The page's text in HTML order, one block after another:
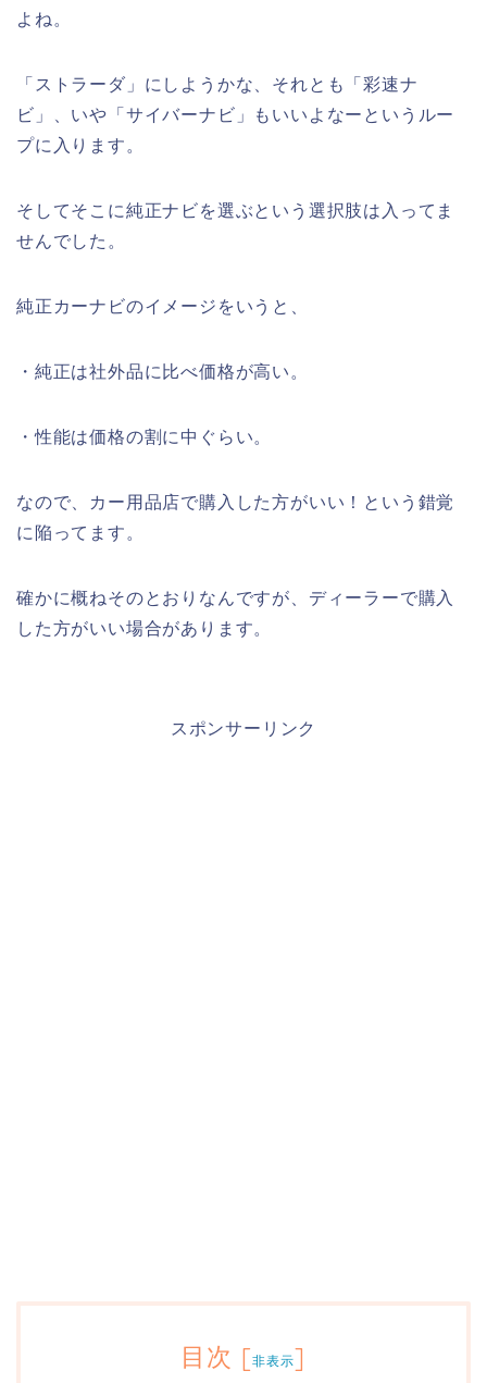
よね。
「ストラーダ」にしようかな、それとも「彩速ナ
ビ」、いや「サイバーナビ」もいいよなーというルー
プに入ります。
そしてそこに純正ナビを選ぶという選択肢は入ってま
せんでした。
純正カーナビのイメージをいうと、
・純正は社外品に比べ価格が高い。
・性能は価格の割に中ぐらい。
なので、カー用品店で購入した方がいい！という錯覚
に陥ってます。
確かに概ねそのとおりなんですが、ディーラーで購入
した方がいい場合があります。
スポンサーリンク
目次 [非表示]